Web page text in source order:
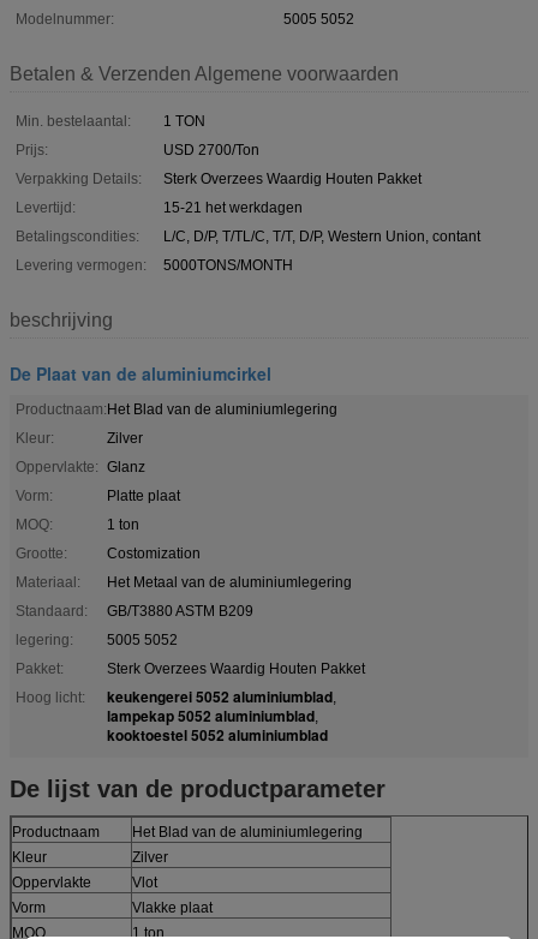
Modelnummer:
5005 5052
Betalen & Verzenden Algemene voorwaarden
Min. bestelaantal:
1 TON
Prijs:
USD 2700/Ton
Verpakking Details:
Sterk Overzees Waardig Houten Pakket
Levertijd:
15-21 het werkdagen
Betalingscondities:
L/C, D/P, T/TL/C, T/T, D/P, Western Union, contant
Levering vermogen:
5000TONS/MONTH
beschrijving
De Plaat van de aluminiumcirkel
Productnaam:Het Blad van de aluminiumlegering
Kleur:
Zilver
Oppervlakte: Glanz
Vorm:
Platte plaat
MOQ:
1 ton
Grootte:
Costomization
Materiaal:
Het Metaal van de aluminiumlegering
Standaard:
GB/T3880 ASTM B209
legering:
5005 5052
Pakket:
Sterk Overzees Waardig Houten Pakket
Hoog licht:
keukengerei 5052 aluminiumblad,
lampekap 5052 aluminiumblad,
kooktoestel 5052 aluminiumblad
De lijst van de productparameter
Productnaam
Het Blad van de aluminiumlegering
Kleur
Zilver
Oppervlakte
Vlot
Vorm
Vlakke plaat
MOQ
1 ton